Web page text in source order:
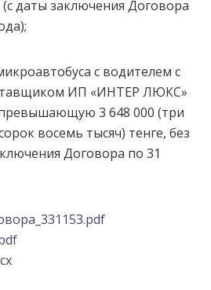
(с даты заключения Договора
с водителем с
ИП «ИНТЕР ЛЮКС»
3 648 000 (три
восемь тысяч) тенге, без
Договора по 31